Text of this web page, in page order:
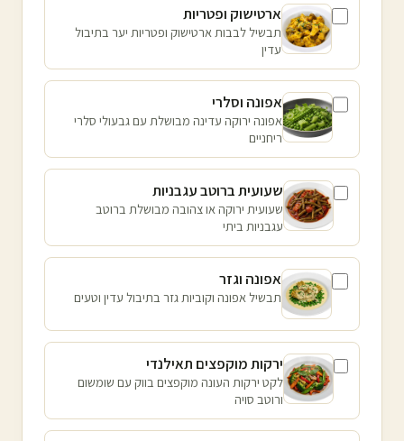
ארטישוק ופטריות
תבשיל לבבות ארטישוק ופטריות יער בתיבול
עדין
אפונה וסלרי
אפונה ירוקה עדינה מבושלת עם גבעולי סלרי
ריחניים
שעועית ברוטב עגבניות
שעועית ירוקה או צהובה מבושלת ברוטב
עגבניות ביתי
אפונה וגזר
תבשיל אפונה וקוביות גזר בתיבול עדין וטעים
ירקות מוקפצים תאילנדי
לקט ירקות העונה מוקפצים בווק עם שומשום
ורוטב סויה